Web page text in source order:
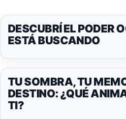
DESCUBRÍ EL PODER
ESTÁ BUSCANDO
TU SOMBRA, TU
DESTINO: ¿QUÉ
TI?